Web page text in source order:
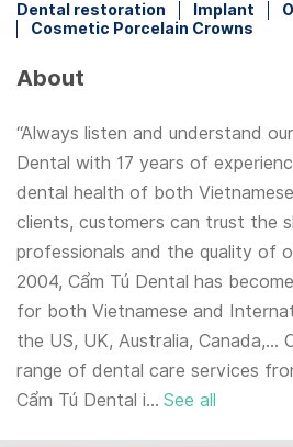
Dental restoration Implant
Cosmetic Porcelain Crowns
About
“Always listen and understand
Dental with 17 years of
dental health of both
clients, customers can trust the
professionals and the quality of
2004, Cẩm Tú Dental has
for both Vietnamese and
the US, UK, Australia, Canada,...
range of dental care services
Cẩm Tú Dental i... See all